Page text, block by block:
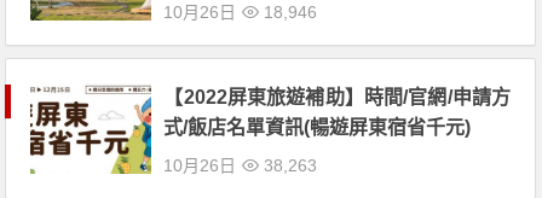
10月26日 18,946
【2022屏東旅遊補助】時間/官網/申請方
式/飯店名單資訊(暢遊屏東宿省千元)
10月26日 38,263